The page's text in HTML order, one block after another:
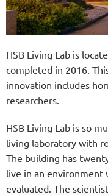
HSB Living Lab is
completed in 2016.
innovation includes
researchers.
HSB Living Lab is so
living laboratory with
The building has
live in an environment
evaluated. The